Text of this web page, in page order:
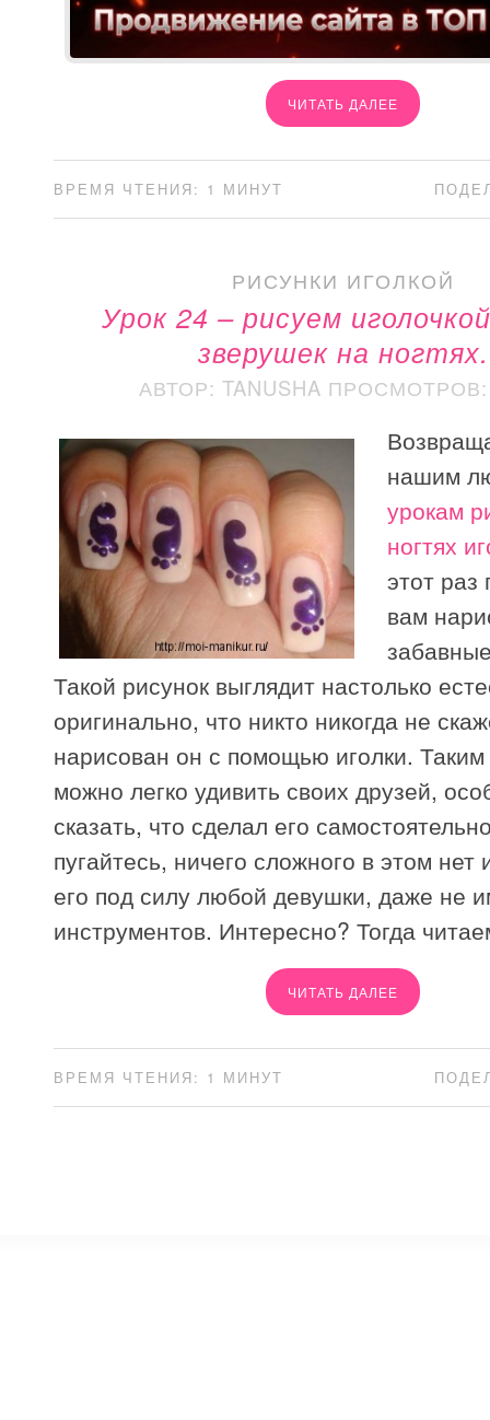
ЧИТАТЬ ДАЛЕЕ
ВРЕМЯ ЧТЕНИЯ: 1 МИНУТ
РИСУНКИ ИГОЛКОЙ
Урок 24 – рисуем
зверушек на ногтях.
АВТОР: TANUSHA ПРОСМОТРОВ:
нашим
урокам
ногтях
этот раз
вам
Такой рисунок выглядит настолько
оригинально, что никто никогда не
нарисован он с помощью иголки.
можно легко удивить своих друзей,
сказать, что сделал его
пугайтесь, ничего сложного в этом нет
его под силу любой девушки, даже не
инструментов. Интересно? Тогда
ЧИТАТЬ ДАЛЕЕ
ВРЕМЯ ЧТЕНИЯ: 1 МИНУТ